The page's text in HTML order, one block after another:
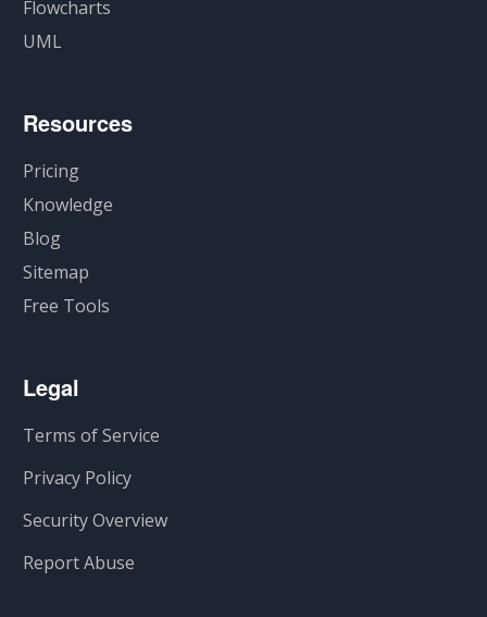
Flowcharts
UML
Resources
Pricing
Knowledge
Blog
Sitemap
Free Tools
Legal
Terms of Service
Privacy Policy
Security Overview
Report Abuse